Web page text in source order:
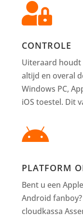

CONTROLE
Uiteraard houdt
altijd en overal
Windows PC,
iOS toestel. Dit

PLATFORM
Bent u een
Android
cloudkassa